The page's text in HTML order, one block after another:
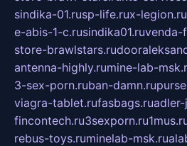
sindika-01.rusp-life.rux-legion.ru
e-abis-1-c.rusindika01.ruvenda-
store-brawlstars.ru
antenna-highly.rumine-lab-
3-sex-porn.ruban-damn.ru
viagra-tablet.rufasbags.ruadler-
fincontech.ru3sexporn.ru
rebus-toys.ruminelab-msk.ru